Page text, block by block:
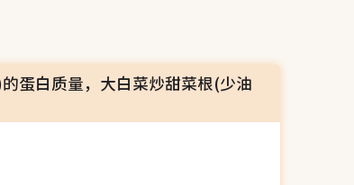
蛋白质量，大白菜炒甜菜根(少油